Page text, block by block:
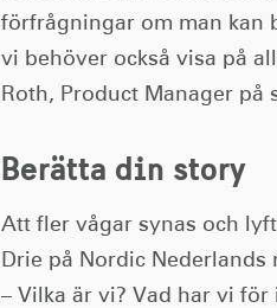
förfrågningar om man kan
vi behöver också visa på
Roth, Product Manager på
Berätta din story
Att fler vågar synas och
Drie på Nordic
– Vilka är vi? Vad har vi